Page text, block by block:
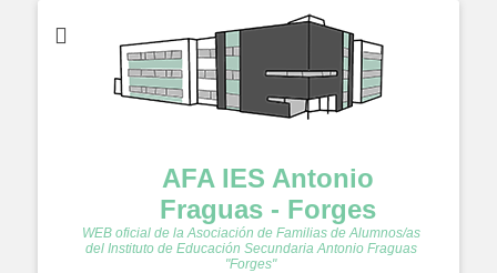
AFA IES Antonio
Fraguas - Forges
WEB oficial de la Asociación de Familias de Alumnos/as
del Instituto de Educación Secundaria Antonio Fraguas
"Forges"